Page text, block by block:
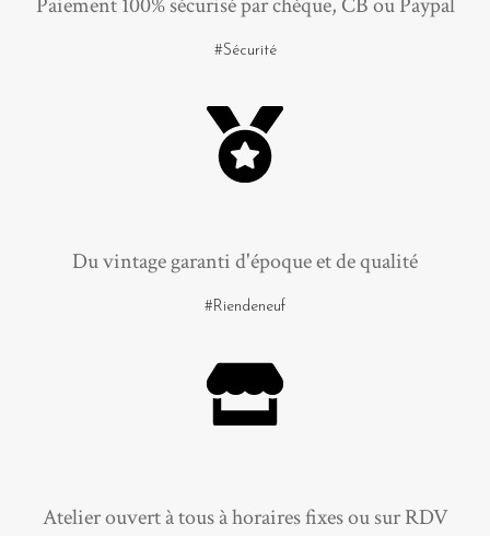
#Sécurité
Du vintage garanti d'époque et de qualité
#Riendeneuf
Atelier ouvert à tous à horaires fixes ou sur RDV